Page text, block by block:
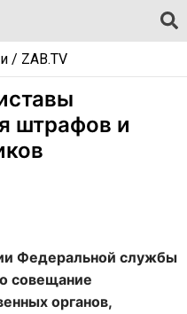
/ ZAB.TV
штрафов и
Федеральной службы
совещание
органов,